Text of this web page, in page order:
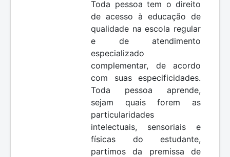
Toda pessoa tem o direito
de acesso à educação de
qualidade na escola regular
e de atendimento
especializado
complementar, de acordo
com suas especificidades.
Toda pessoa aprende,
sejam quais forem as
particularidades
intelectuais, sensoriais e
físicas do estudante,
partimos da premissa de